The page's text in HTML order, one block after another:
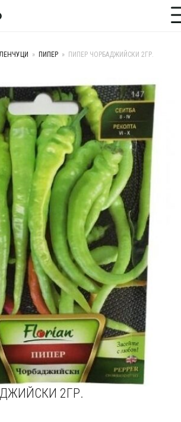
Toggle
» ПИПЕР » ПИПЕР ЧОРБАДЖИЙСКИ 2ГР.
2ГР.